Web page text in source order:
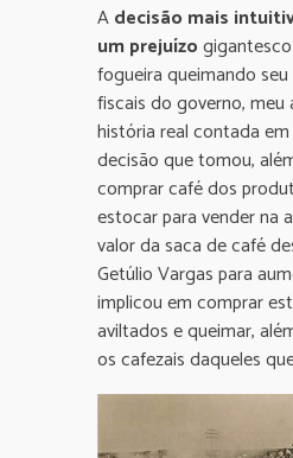
Adecisão mais
um prejuízo
fogueira queimando
fiscais do governo, meu
história real contada
decisão que tomou,
comprar café dos
estocar para vender na
valor da saca de café
Getúlio Vargas para
implicou em comprar
aviltados e queimar,
os cafezais daqueles